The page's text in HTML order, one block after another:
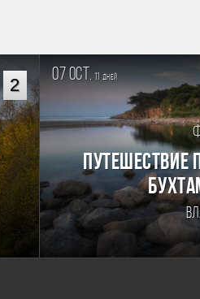
2 07 oct. дней